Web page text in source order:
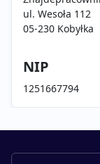
ul. Wesoła 112
05-230 Kobyłka
NIP
1251667794